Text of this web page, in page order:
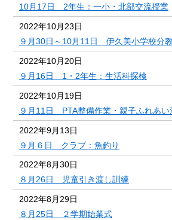
10月17日 2年生：一小・北部交流授業
2022年10月23日
９月30日～10月11日 伊久美小学校分
2022年10月20日
９月16日 1・2年生：生活科探検
2022年10月19日
９月11日 PTA整備作業・親子ふれあい
2022年9月13日
９月６日 クラブ：魚釣り
2022年8月30日
８月26日 児童引き渡し訓練
2022年8月29日
８月25日 ２学期始業式